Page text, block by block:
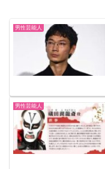
男性芸能人
男性芸能人